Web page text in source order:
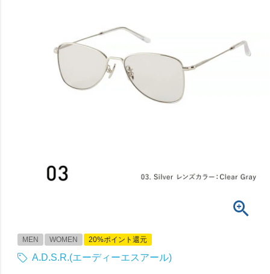
MEN WOMEN 20%ポイント還元
A.D.S.R.(エーディーエスアール)